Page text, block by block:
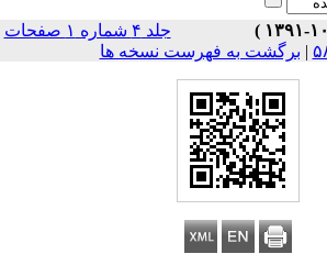
جلد ۴ شماره ۱ صفحات
|برگشت به فهرست نسخه ها